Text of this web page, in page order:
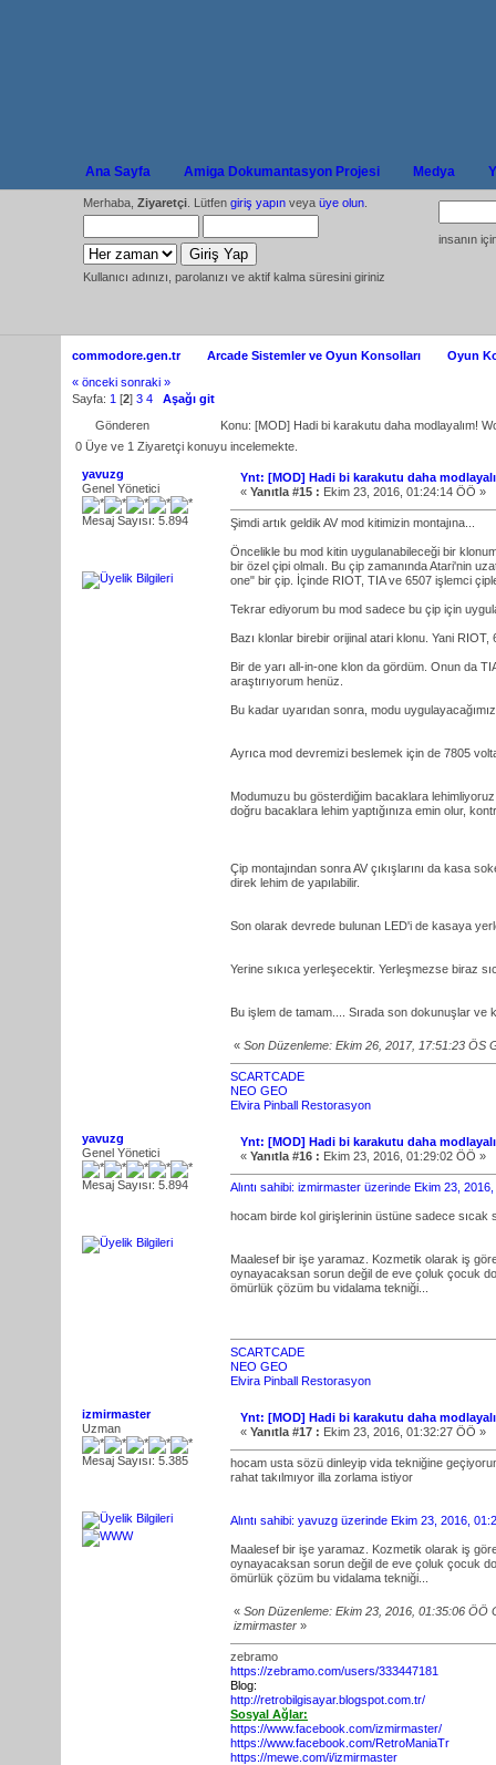
Ana Sayfa Amiga Dokumantasyon Projesi Medya
Merhaba, Ziyaretçi . Lütfen giriş yapın veya üye olun
Kullanıcı adınızı, parolanızı ve aktif kalma süresini giriniz
insanın
commodore.gen.tr Arcade Sistemler ve Oyun Konsolları
Oyun
« önceki sonraki »
Sayfa: 1 [2] 3 4
Aşağı git
Gönderen
Konu: [MOD] Hadi bi karakutu daha modlayalım!
0 Üye ve 1 Ziyaretçi konuyu incelemekte.
yavuzg
Genel Yönetici
Mesaj Sayısı: 5.894
Ynt: [MOD] Hadi bi karakutu daha
« Yanıtla #15 : Ekim 23, 2016, 01:24:14 ÖÖ »
Şimdi artık geldik AV mod kitimizin montajına...
Öncelikle bu mod kitin uygulanabileceği bir
bir özel çipi olmalı. Bu çip zamanında Atari'nin
one" bir çip. İçinde RIOT, TIA ve 6507 işlemci
Tekrar ediyorum bu mod sadece bu çip için
Bazı klonlar birebir orijinal atari klonu. Yani
Bir de yarı all-in-one klon da gördüm. Onun da
araştırıyorum henüz.
Bu kadar uyarıdan sonra, modu
Ayrıca mod devremizi beslemek için de 7805
Modumuzu bu gösterdiğim bacaklara
doğru bacaklara lehim yaptığınıza emin olur,
Çip montajından sonra AV çıkışlarını da kasa
direk lehim de yapılabilir.
Son olarak devrede bulunan LED'i de kasaya
Yerine sıkıca yerleşecektir. Yerleşmezse biraz
Bu işlem de tamam.... Sırada son dokunuşlar ve
« Son Düzenleme: Ekim 26, 2017, 17:51:23 ÖS
SCARTCADE
NEO GEO
Elvira Pinball Restorasyon
yavuzg
Genel Yönetici
Mesaj Sayısı: 5.894
Ynt: [MOD] Hadi bi karakutu daha
« Yanıtla #16 : Ekim 23, 2016, 01:29:02 ÖÖ »
Alıntı sahibi: izmirmaster üzerinde Ekim 23,
hocam birde kol girişlerinin üstüne sadece sıcak
Maalesef bir işe yaramaz. Kozmetik olarak iş
oynayacaksan sorun değil de eve çoluk çocuk
ömürlük çözüm bu vidalama tekniği...
SCARTCADE
NEO GEO
Elvira Pinball Restorasyon
izmirmaster
Uzman
Mesaj Sayısı: 5.385
Ynt: [MOD] Hadi bi karakutu daha
« Yanıtla #17 : Ekim 23, 2016, 01:32:27 ÖÖ »
hocam usta sözü dinleyip vida tekniğine
rahat takılmıyor illa zorlama istiyor
Alıntı sahibi: yavuzg üzerinde Ekim 23, 2016,
Maalesef bir işe yaramaz. Kozmetik olarak iş
oynayacaksan sorun değil de eve çoluk çocuk
ömürlük çözüm bu vidalama tekniği...
« Son Düzenleme: Ekim 23, 2016, 01:35:06 ÖÖ
izmirmaster »
zebramo
https://zebramo.com/users/333447181
Blog:
http://retrobilgisayar.blogspot.com.tr/
Sosyal Ağlar:
https://www.facebook.com/izmirmaster/
https://www.facebook.com/RetroManiaTr
https://mewe.com/i/izmirmaster